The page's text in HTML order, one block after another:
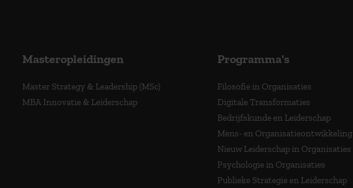
Masteropleidingen
Master Strategy & Leadership (MSc)
MBA Innovatie & Leiderschap
Programma's
Filosofie in Organisaties
Digitale Transformaties
Bedrijfskunde en Leiderschap
Mens- en Organisatieontwikkeling
Nieuw Leiderschap in Organisaties
Psychologie in Organisaties
Publieke Strategie en Leiderschap